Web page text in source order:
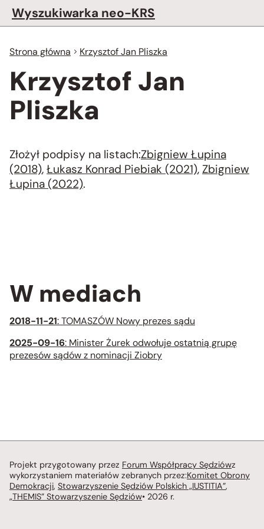
Wyszukiwarka neo-KRS
Strona główna Krzysztof Jan Pliszka
Krzysztof Jan
Pliszka
Złożył podpisy na listach:Zbigniew Łupina
(2018), Łukasz Konrad Piebiak (2021), Zbigniew
Łupina (2022).
W mediach
2018-11-21: TOMASZÓW Nowy prezes sądu
2025-09-16: Minister Żurek odwołuje ostatnią grupę
prezesów sądów z nominacji Ziobry
Projekt przygotowany przez Forum Współpracy Sędziówz
wykorzystaniem materiałów zebranych przez:Komitet Obrony
Demokracji, Stowarzyszenie Sędziów Polskich „IUSTITIA”,
„THEMIS” Stowarzyszenie Sędziów• 2026 r.